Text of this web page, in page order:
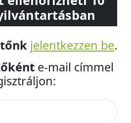
jelentkezzen be.
e-mail címmel